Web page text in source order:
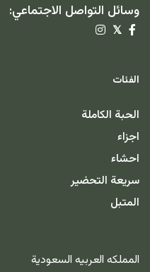
وسائل التواصل الاجتماعي:
𝕏
الفئات
الحبة الكاملة
اجزاء
احشاء
سريعة التحضير
المتبل
المملكه العربيه السعودية